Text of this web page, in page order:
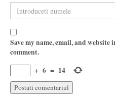
Save my name, email, and
comment.
+ 6 = 14